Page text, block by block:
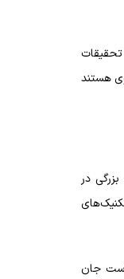
هستند
در
است جان